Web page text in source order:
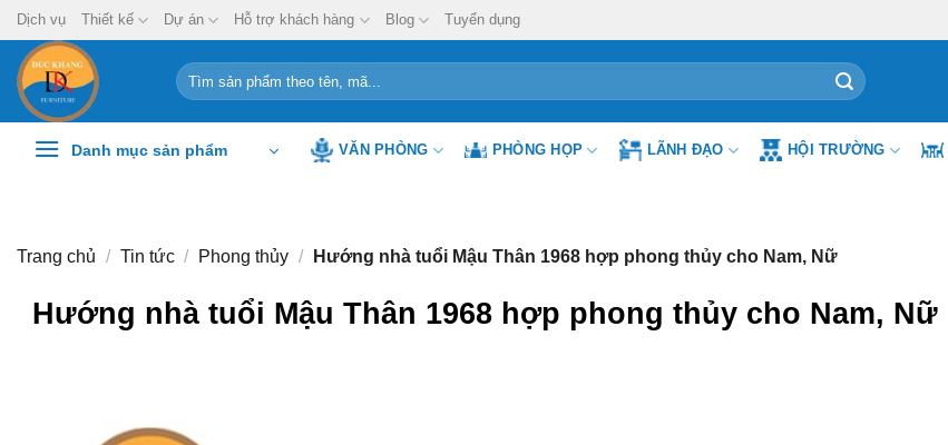
Chuyển
đến
nội
dung
Dịch vụ Thiết kế Dự án Hỗ trợ khách hàng Blog Tuyển dụng
Tìm
kiếm:
Danh mục sản phẩm VĂN PHÒNG PHÒNG HỌP LÃNH ĐẠO HỘI TRƯỜNG
Trang chủ / Tin tức / Phong thủy / Hướng nhà tuổi Mậu Thân 1968 hợp phong thủy cho Nam, Nữ
Hướng nhà tuổi Mậu Thân 1968 hợp phong thủy cho Nam, Nữ